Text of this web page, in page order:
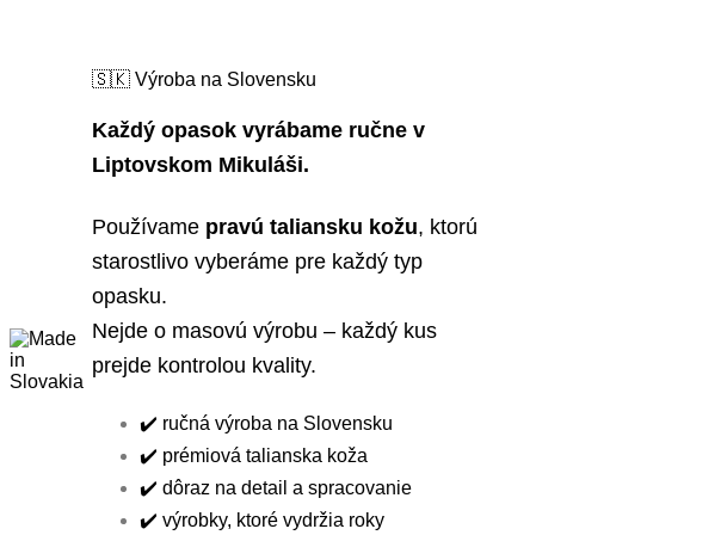
🇸🇰 Výroba na Slovensku
Každý opasok vyrábame ručne v
Liptovskom Mikuláši.
Používame pravú taliansku kožu, ktorú
starostlivo vyberáme pre každý typ
opasku.
Nejde o masovú výrobu – každý kus
prejde kontrolou kvality.
✔️ ručná výroba na Slovensku
✔️ prémiová talianska koža
✔️ dôraz na detail a spracovanie
✔️ výrobky, ktoré vydržia roky